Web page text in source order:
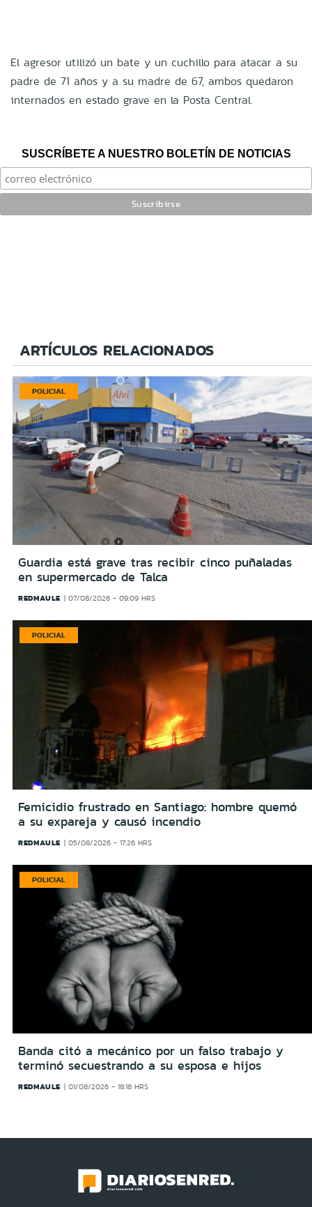
El agresor utilizó un bate y un cuchillo para atacar a su
padre de 71 años y a su madre de 67, ambos quedaron
internados en estado grave en la Posta Central.
SUSCRÍBETE A NUESTRO BOLETÍN DE NOTICIAS
ARTÍCULOS RELACIONADOS
POLICIAL
Guardia está grave tras recibir cinco puñaladas
en supermercado de Talca
REDMAULE 07/08/2026 - 09:09 HRS
POLICIAL
Femicidio frustrado en Santiago: hombre quemó
a su expareja y causó incendio
REDMAULE 05/08/2026 - 17:26 HRS
POLICIAL
Banda citó a mecánico por un falso trabajo y
terminó secuestrando a su esposa e hijos
REDMAULE 01/08/2026 - 18:18 HRS